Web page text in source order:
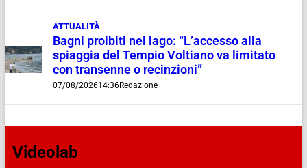
ATTUALITÀ
Bagni proibiti nel lago: “L’accesso alla
spiaggia del Tempio Voltiano va limitato
con transenne o recinzioni”
07/08/202614:36Redazione
Videolab